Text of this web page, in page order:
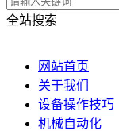
全站搜索
网站首页
关于我们
设备操作技巧
机械自动化